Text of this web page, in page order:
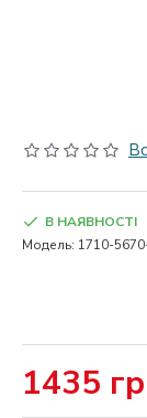
1435
В НАЯВНОСТІ
Модель: 1710-